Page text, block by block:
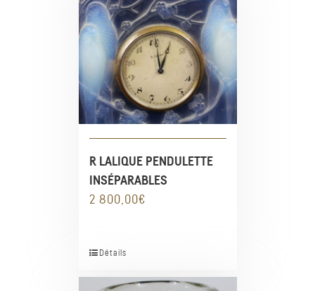
R LALIQUE PENDULETTE
INSÉPARABLES
2 800,00€
Détails